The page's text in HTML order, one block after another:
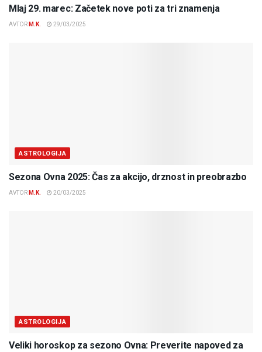
Mlaj 29. marec: Začetek nove poti za tri znamenja
AVTOR M.K. 29/03/2025
ASTROLOGIJA
Sezona Ovna 2025: Čas za akcijo, drznost in preobrazbo
AVTOR M.K. 20/03/2025
ASTROLOGIJA
Veliki horoskop za sezono Ovna: Preverite napoved za